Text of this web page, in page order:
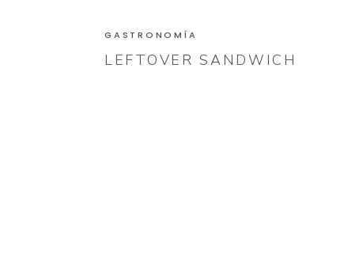
LEFTOVER SANDWICH
GASTRONOMÍA